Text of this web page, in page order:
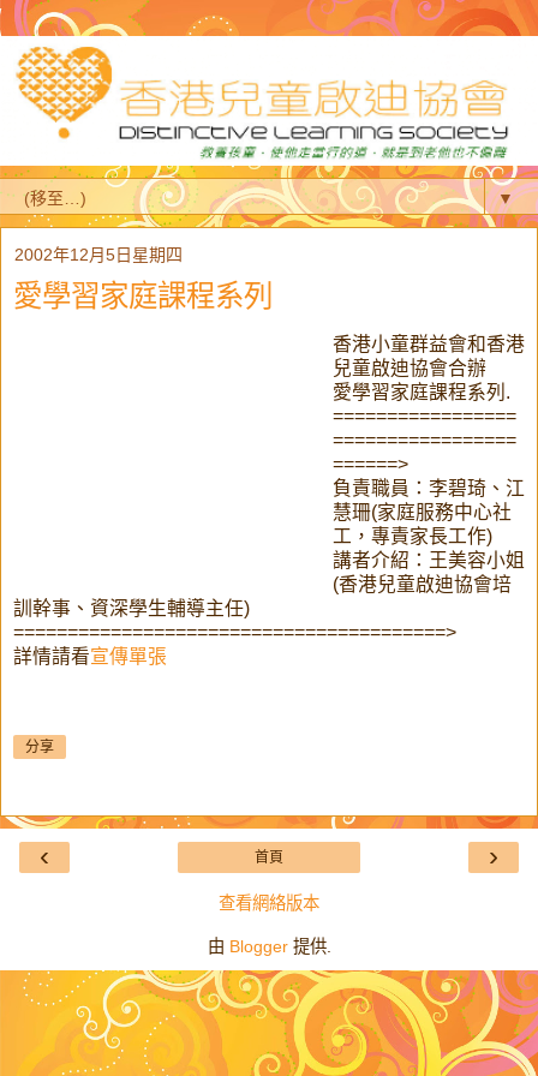
▼
2002年12月5日星期四
愛學習家庭課程系列
香港小童群益會和香港
兒童啟迪協會合辦
愛學習家庭課程系列.
=================
=================
======>
負責職員：李碧琦、江
慧珊(家庭服務中心社
工，專責家長工作)
講者介紹：王美容小姐
(香港兒童啟迪協會培
訓幹事、資深學生輔導主任)
========================================>
詳情請看宣傳單張
分享
‹ ›
首頁
查看網絡版本
由 Blogger提供.